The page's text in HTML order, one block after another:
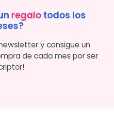
regalotodos los
y consigue un
de cada mes por ser